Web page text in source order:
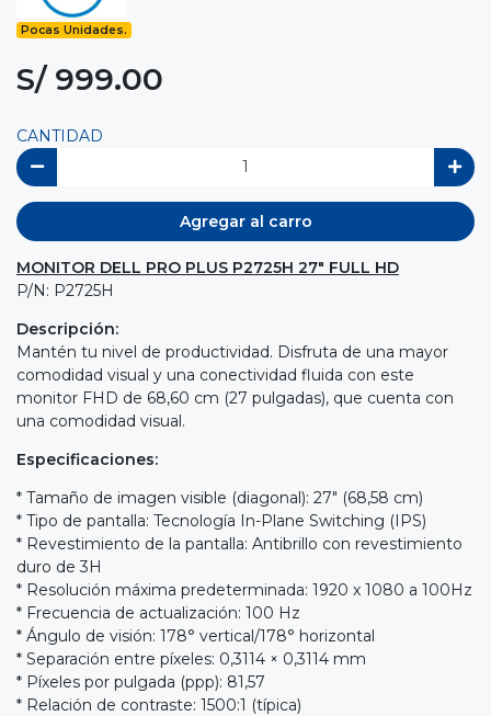
Pocas Unidades.
S/ 999.00
CANTIDAD
Agregar al carro
MONITOR DELL PRO PLUS P2725H 27" FULL HD
P/N: P2725H
Descripción:
Mantén tu nivel de productividad. Disfruta de una mayor
comodidad visual y una conectividad fluida con este
monitor FHD de 68,60 cm (27 pulgadas), que cuenta con
una comodidad visual.
Especificaciones:
* Tamaño de imagen visible (diagonal): 27" (68,58 cm)
* Tipo de pantalla: Tecnología In-Plane Switching (IPS)
* Revestimiento de la pantalla: Antibrillo con revestimiento
duro de 3H
* Resolución máxima predeterminada: 1920 x 1080 a 100Hz
* Frecuencia de actualización: 100 Hz
* Ángulo de visión: 178° vertical/178° horizontal
* Separación entre píxeles: 0,3114 × 0,3114 mm
* Píxeles por pulgada (ppp): 81,57
* Relación de contraste: 1500:1 (típica)